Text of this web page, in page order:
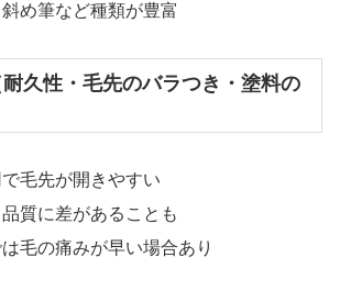
め筆など種類が豊富
久性・毛先のバラつき・塗料の
毛先が開きやすい
質に差があることも
毛の痛みが早い場合あり